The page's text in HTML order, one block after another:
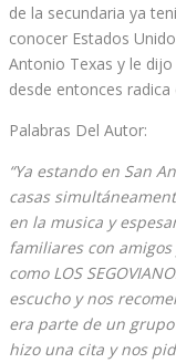
de la secundaria ya
conocer Estados
Antonio Texas y le
desde entonces radica
Palabras Del Autor:
“Ya estando en San
casas
en la musica y
familiares con
como LOS
escucho y nos
era parte de un
hizo una cita y nos